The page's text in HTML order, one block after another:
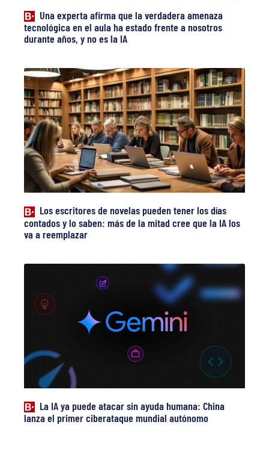
Una experta afirma que la verdadera amenaza
tecnológica en el aula ha estado frente a nosotros
durante años, y no es la IA
Los escritores de novelas pueden tener los días
contados y lo saben: más de la mitad cree que la IA los
va a reemplazar
La IA ya puede atacar sin ayuda humana: China
lanza el primer ciberataque mundial autónomo